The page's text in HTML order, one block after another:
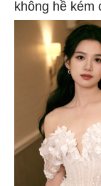
không hề kém